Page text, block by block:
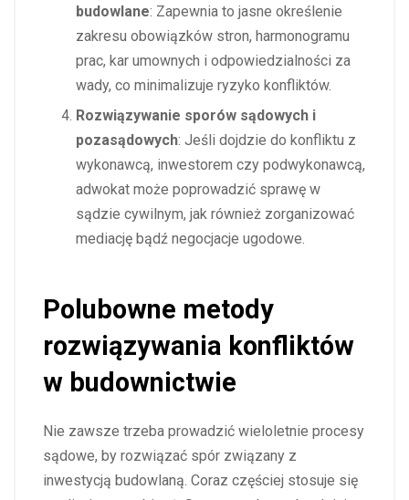
budowlane: Zapewnia to jasne określenie
zakresu obowiązków stron, harmonogramu
prac, kar umownych i odpowiedzialności za
wady, co minimalizuje ryzyko konfliktów.
Rozwiązywanie sporów sądowych i
pozasądowych: Jeśli dojdzie do konfliktu z
wykonawcą, inwestorem czy podwykonawcą,
adwokat może poprowadzić sprawę w
sądzie cywilnym, jak również zorganizować
mediację bądź negocjacje ugodowe.
Polubowne metody
rozwiązywania konfliktów
w budownictwie
Nie zawsze trzeba prowadzić wieloletnie procesy
sądowe, by rozwiązać spór związany z
inwestycją budowlaną. Coraz częściej stosuje się